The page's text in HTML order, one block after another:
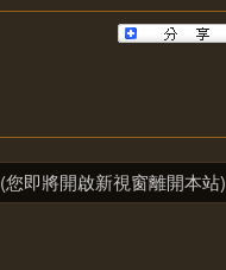
(您即將開啟新視窗離開本站)